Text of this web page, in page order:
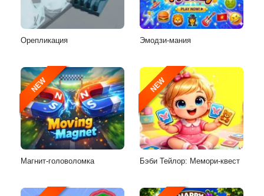
Орепликация Эмодзи-мания
NEW
Магнит-головоломка
NEW
Бэби Тейлор: Мемори-квест